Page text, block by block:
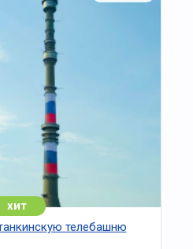
хит
телебашню